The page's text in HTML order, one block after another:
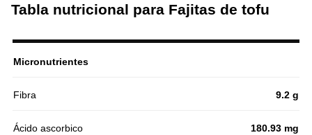
Tabla nutricional para Fajitas de tofu
Micronutrientes
Fibra 9.2 g
Ácido ascorbico 180.93 mg